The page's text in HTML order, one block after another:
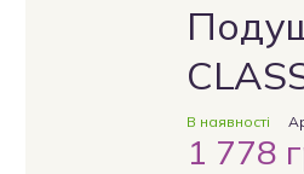
В наявності
1 778